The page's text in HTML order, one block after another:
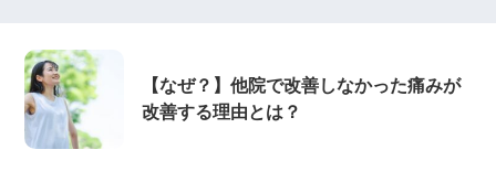
【なぜ？】他院で改善しなかった痛みが
改善する理由とは？